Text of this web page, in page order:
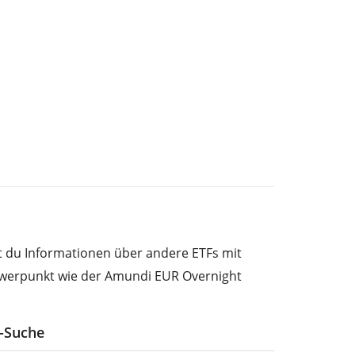
Informationen über andere ETFs mit
wie der Amundi EUR Overnight